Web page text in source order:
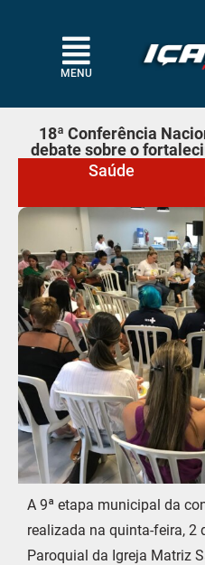
MENU
18ª Conferência
debate sobre o
Saúde
A 9ª etapa municipal da
realizada na quinta-feira, 2
Paroquial da Igreja Matriz